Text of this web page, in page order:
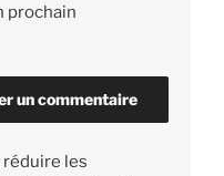
prochain
les